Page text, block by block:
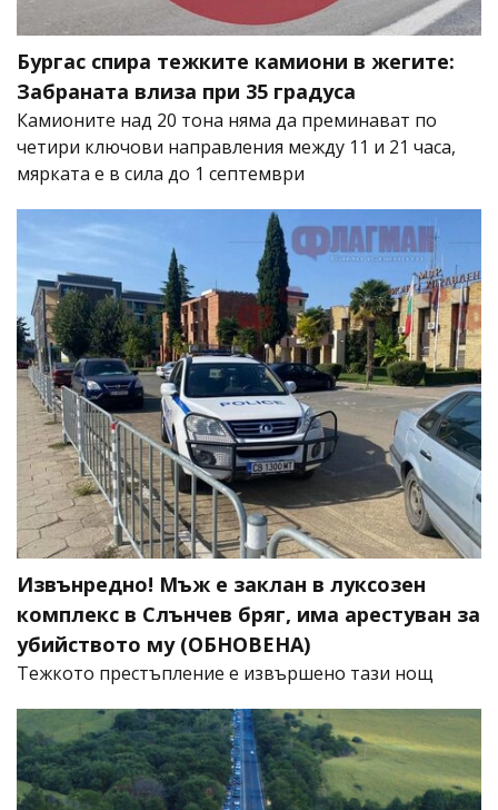
Бургас спира тежките камиони в жегите:
Забраната влиза при 35 градуса
Камионите над 20 тона няма да преминават по
четири ключови направления между 11 и 21 часа,
мярката е в сила до 1 септември
Извънредно! Мъж е заклан в луксозен
комплекс в Слънчев бряг, има арестуван за
убийството му (ОБНОВЕНА)
​Тежкото престъпление е извършено тази нощ